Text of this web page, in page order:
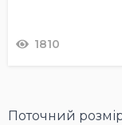
1810
Поточний